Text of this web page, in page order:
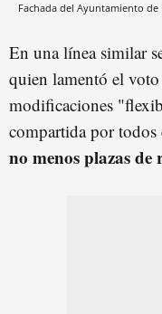
Fachada del Ayuntamiento
En una línea similar
quien lamentó el
modificaciones
compartida por todos
no menos plazas de